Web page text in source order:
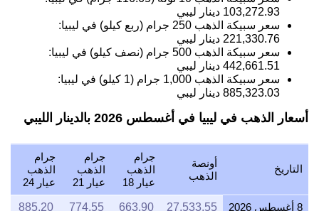
103,272.93 دينار ليبي
سعر سبيكة الذهب 250 جرام (ربع كيلو) في ليبيا:
221,330.76 دينار ليبي
سعر سبيكة الذهب 500 جرام (نصف كيلو) في ليبيا:
442,661.51 دينار ليبي
سعر سبيكة الذهب 1,000 جرام (1 كيلو) في ليبيا:
885,323.03 دينار ليبي
أسعار الذهب في ليبيا في أغسطس 2026 بالدينار الليبي
التاريخ
أونصة
الذهب
جرام
الذهب
عيار 18
جرام
الذهب
عيار 21
جرام
الذهب
عيار 24
8 أغسطس 2026 27,533.55
663.90
774.55
885.20